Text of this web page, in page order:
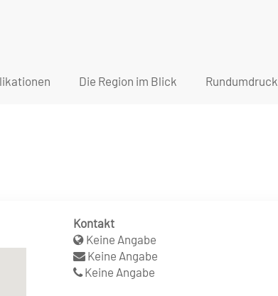
Die Region im Blick Rundumdruck
Kontakt
Keine Angabe
Keine Angabe
Keine Angabe